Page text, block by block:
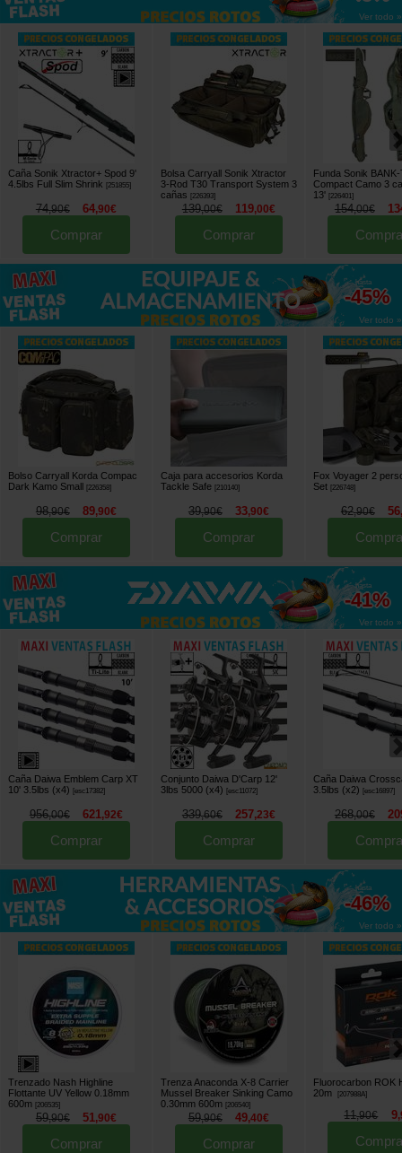
Ver todo »
Caña Sonik Xtractor+ Spod 9'
4.5lbs Full Slim Shrink [251855]
74,90€ 64,90€
Comprar
Bolsa Carryall Sonik Xtractor
3-Rod T30 Transport System 3
cañas [226393]
139,00€ 119,00€
Comprar
Funda Sonik
Compact Camo 3
13' [226401]
154,00€
hasta
-45%
Ver todo »
Bolso Carryall Korda Compac
Dark Kamo Small
[226358]
98,90€ 89,90€
Comprar
Caja para accesorios Korda
Tackle Safe [210140]
39,90€ 33,90€
Comprar
Fox Voyager 2
Set [226748]
62,90€ 56
hasta
-41%
Ver todo »
Caña Daiwa Emblem Carp XT
10' 3.5lbs (x4)
[esc17382]
956,00€ 621,92€
Comprar
Conjunto Daiwa D'Carp 12'
3lbs 5000 (x4)
[esc11072]
339,60€ 257,23€
Comprar
Caña Daiwa
3.5lbs (x2)
[esc16897]
268,00€
hasta
-46%
Ver todo »
Trenzado Nash Highline
Flottante UV Yellow 0.18mm
600m [206535]
59,90€ 51 ,90€
Comprar
Trenza Anaconda X-8 Carrier
Mussel Breaker Sinking Camo
0.30mm 600m [206540]
59,90€ 49,40€
Comprar
Fluorocarbon ROK
20m
[207988A]
11,90€ 9,